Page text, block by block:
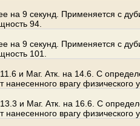
на 9 секунд. Применяется с
94.
на 9 секунд. Применяется с
101.
и Маг. Атк. на 14.6. С
врагу физического
и Маг. Атк. на 16.6. С
врагу физического